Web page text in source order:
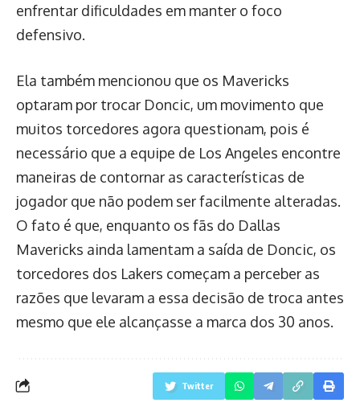
enfrentar dificuldades em manter o foco
defensivo.
Ela também mencionou que os Mavericks
optaram por trocar Doncic, um movimento que
muitos torcedores agora questionam, pois é
necessário que a equipe de Los Angeles encontre
maneiras de contornar as características de
jogador que não podem ser facilmente alteradas.
O fato é que, enquanto os fãs do Dallas
Mavericks ainda lamentam a saída de Doncic, os
torcedores dos Lakers começam a perceber as
razões que levaram a essa decisão de troca antes
mesmo que ele alcançasse a marca dos 30 anos.
Twitter